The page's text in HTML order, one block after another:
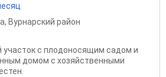
, Вурнарский район
участок с плодоносящим садом и
домом с хозяйственными